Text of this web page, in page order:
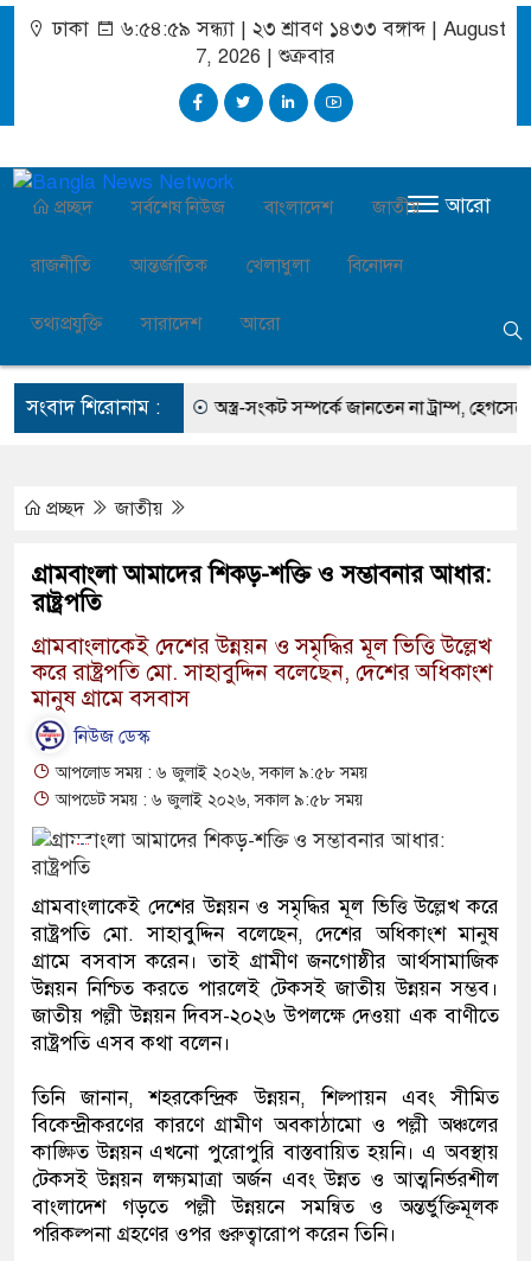
ঢাকা ৬:৫৪:৫৯ সন্ধ্যা| ২৩ শ্রাবণ ১৪৩৩ বঙ্গাব্দ | August
7, 2026 | শুক্রবার
প্রচ্ছদ সর্বশেষ নিউজ বাংলাদেশ জাতীয়
রাজনীতি আন্তর্জাতিক খেলাধুলা বিনোদন
তথ্যপ্রযুক্তি সারাদেশ আরো
আরো
সংবাদ শিরোনাম :
এফ রহমান অস্ত্র-সংকট সম্পর্কে জানতেন না ট্রাম্প, হেগসেথের সঙ্গে
প্রচ্ছদ জাতীয়
গ্রামবাংলা আমাদের শিকড়-শক্তি ও সম্ভাবনার আধার:
রাষ্ট্রপতি
গ্রামবাংলাকেই দেশের উন্নয়ন ও সমৃদ্ধির মূল ভিত্তি উল্লেখ
করে রাষ্ট্রপতি মো. সাহাবুদ্দিন বলেছেন, দেশের অধিকাংশ
মানুষ গ্রামে বসবাস
নিউজ ডেস্ক
আপলোড সময় : ৬ জুলাই ২০২৬, সকাল ৯:৫৮ সময়
আপডেট সময় : ৬ জুলাই ২০২৬, সকাল ৯:৫৮ সময়
গ্রামবাংলাকেই দেশের উন্নয়ন ও সমৃদ্ধির মূল ভিত্তি উল্লেখ করে
রাষ্ট্রপতি মো. সাহাবুদ্দিন বলেছেন, দেশের অধিকাংশ মানুষ
গ্রামে বসবাস করেন। তাই গ্রামীণ জনগোষ্ঠীর আর্থসামাজিক
উন্নয়ন নিশ্চিত করতে পারলেই টেকসই জাতীয় উন্নয়ন সম্ভব।
জাতীয় পল্লী উন্নয়ন দিবস-২০২৬ উপলক্ষে দেওয়া এক বাণীতে
রাষ্ট্রপতি এসব কথা বলেন।
তিনি জানান, শহরকেন্দ্রিক উন্নয়ন, শিল্পায়ন এবং সীমিত
বিকেন্দ্রীকরণের কারণে গ্রামীণ অবকাঠামো ও পল্লী অঞ্চলের
কাঙ্ক্ষিত উন্নয়ন এখনো পুরোপুরি বাস্তবায়িত হয়নি। এ অবস্থায়
টেকসই উন্নয়ন লক্ষ্যমাত্রা অর্জন এবং উন্নত ও আত্মনির্ভরশীল
বাংলাদেশ গড়তে পল্লী উন্নয়নে সমন্বিত ও অন্তর্ভুক্তিমূলক
পরিকল্পনা গ্রহণের ওপর গুরুত্বারোপ করেন তিনি।